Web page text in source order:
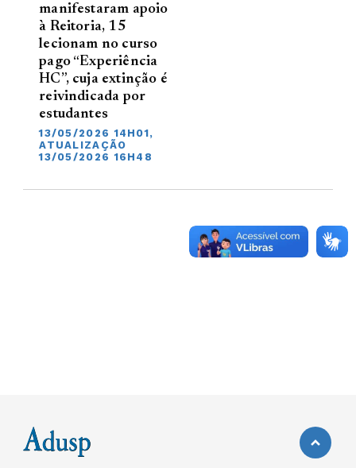
manifestaram apoio
à Reitoria, 15
lecionam no curso
pago “Experiência
HC”, cuja extinção é
reivindicada por
estudantes
13/05/2026 14H01,
ATUALIZAÇÃO
13/05/2026 16H48